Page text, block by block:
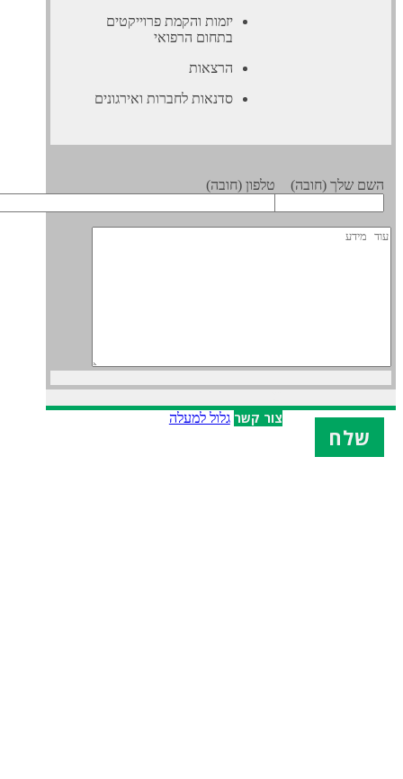
יזמות והקמת פרוייקטים
בתחום הרפואי
הרצאות
סדנאות לחברות ואירגונים
שלך (חובה) טלפון (חובה)
צור קשר גלול למעלה